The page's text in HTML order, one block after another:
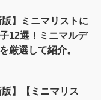
版】ミニマリストに
12選！ミニマルデ
厳選して紹介。
版】【ミニマリス